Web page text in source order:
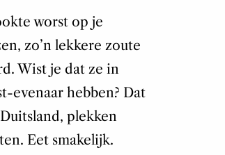
worst op je
zo’n lekkere zoute
Wist je dat ze in
evenaar hebben? Dat
plekken
Eet smakelijk.